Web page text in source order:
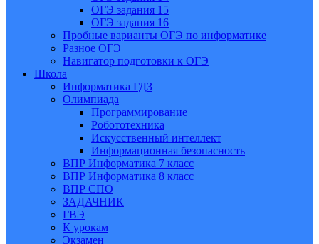
ОГЭ задания 15
ОГЭ задания 16
Пробные варианты ОГЭ по информатике
Разное ОГЭ
Навигатор подготовки к ОГЭ
Школа
Информатика ГДЗ
Олимпиада
Программирование
Робототехника
Искусственный интеллект
Информационная безопасность
ВПР Информатика 7 класс
ВПР Информатика 8 класс
ВПР СПО
ЗАДАЧНИК
ГВЭ
К урокам
Экзамен